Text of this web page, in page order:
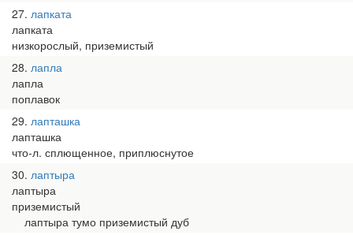
27 лапката
лапката
низкорослый, приземистый
28 лапла
лапла
поплавок
29 лапташка
лапташка
что-л. сплющенное, приплюснутое
30 лаптыра
лаптыра
приземистый
лаптыра тумо приземистый дуб